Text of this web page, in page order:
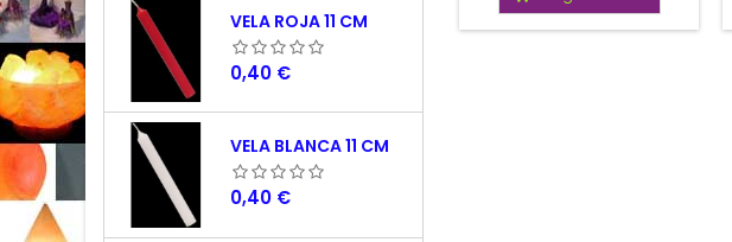
VELA ROJA 11 CM
Precio
0,40 €
VELA BLANCA 11 CM
Precio
0,40 €